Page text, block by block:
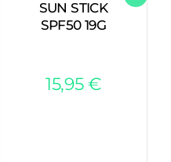
SUN STICK
SPF50 19G
15,95€